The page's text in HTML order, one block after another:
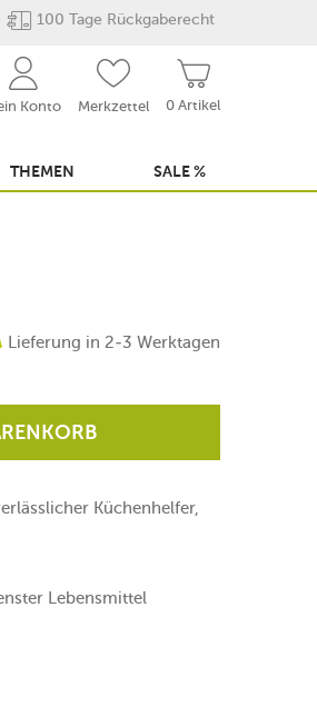
100 Tage Rückgaberecht
0 Artikel
Konto Merkzettel
THEMEN SALE %
Lieferung in 2-3 Werktagen
Küchenhelfer,
Lebensmittel